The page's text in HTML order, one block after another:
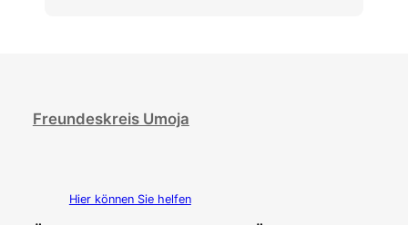
Freundeskreis Umoja
Hier können Sie helfen